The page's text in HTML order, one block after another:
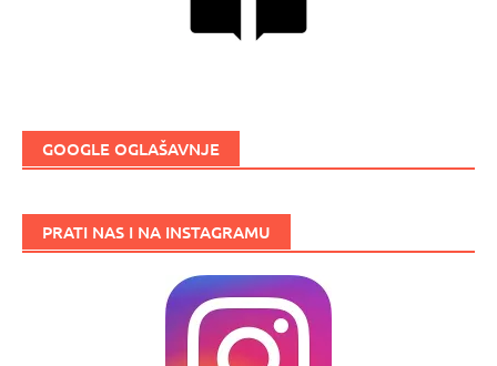
GOOGLE OGLAŠAVNJE
PRATI NAS I NA INSTAGRAMU